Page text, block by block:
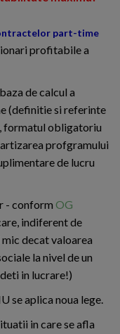
part-time
profitabile a
de calcul a
(definitie si referinte
formatul obligatoriu
profgramului
de lucru
- conform OG
indiferent de
mic decat valoarea
la nivel de un
in lucrare!)
se aplica noua lege.
in care se afla